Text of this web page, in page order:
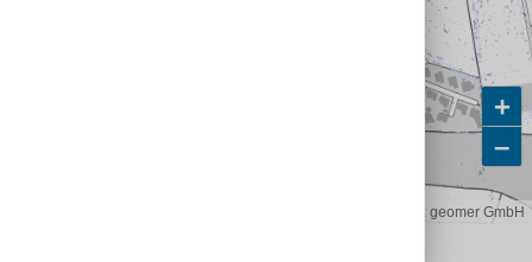
+
–
| Abflussanimation: geomer GmbH